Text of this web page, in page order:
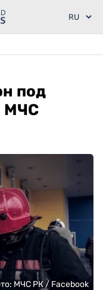
под
МЧС
МЧС РК / Facebook